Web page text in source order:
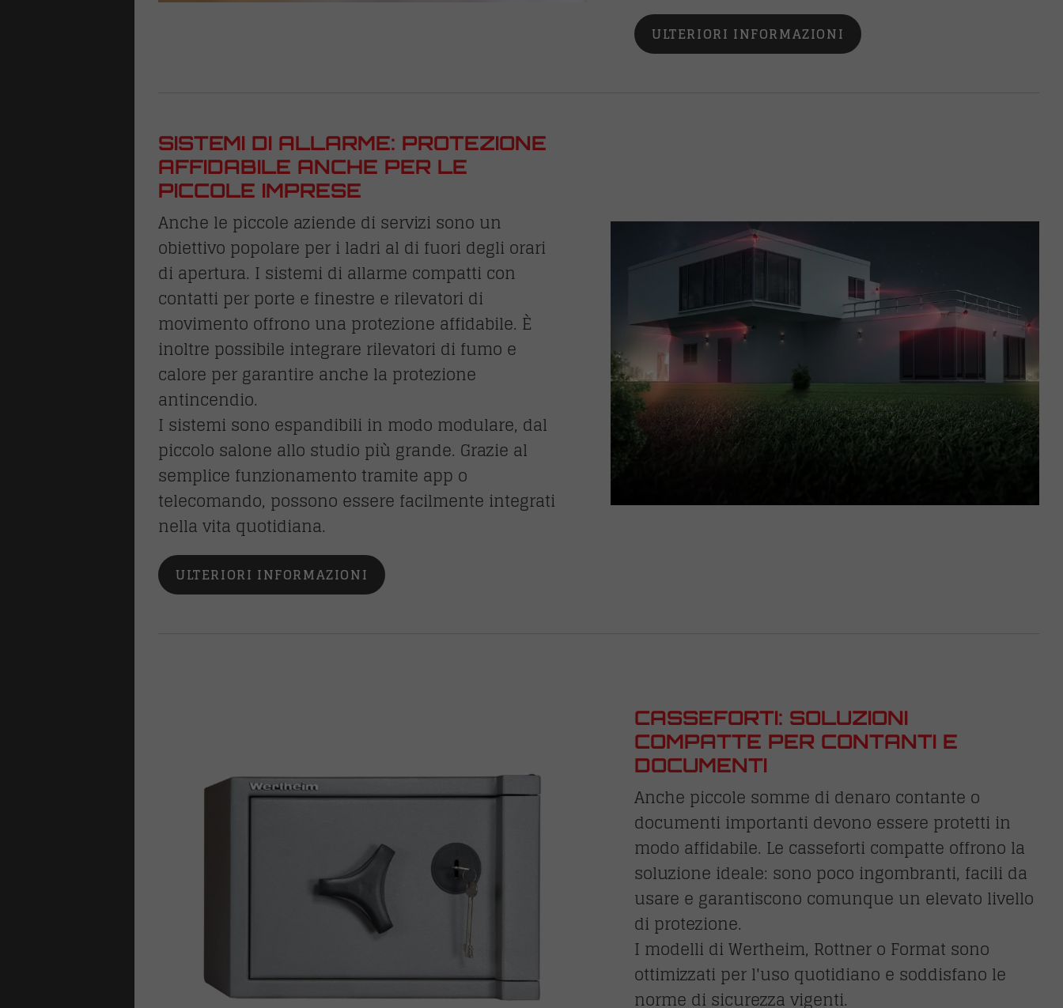
ULTERIORI INFORMAZIONI
SISTEMI DI ALLARME: PROTEZIONE
AFFIDABILE ANCHE PER LE
PICCOLE IMPRESE
Anche le piccole aziende di servizi sono un
obiettivo popolare per i ladri al di fuori degli orari
di apertura. I sistemi di allarme compatti con
contatti per porte e finestre e rilevatori di
movimento offrono una protezione affidabile. È
inoltre possibile integrare rilevatori di fumo e
calore per garantire anche la protezione
antincendio.
I sistemi sono espandibili in modo modulare, dal
piccolo salone allo studio più grande. Grazie al
semplice funzionamento tramite app o
telecomando, possono essere facilmente integrati
nella vita quotidiana.
ULTERIORI INFORMAZIONI
CASSEFORTI: SOLUZIONI
COMPATTE PER CONTANTI E
DOCUMENTI
Anche piccole somme di denaro contante o
documenti importanti devono essere protetti in
modo affidabile. Le casseforti compatte offrono la
soluzione ideale: sono poco ingombranti, facili da
usare e garantiscono comunque un elevato livello
di protezione.
I modelli di Wertheim, Rottner o Format sono
ottimizzati per l'uso quotidiano e soddisfano le
norme di sicurezza vigenti.